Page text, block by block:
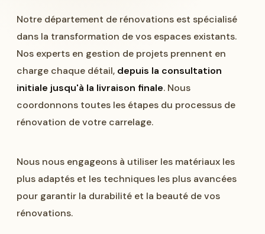
Notre département de rénovations est spécialisé
dans la transformation de vos espaces existants.
Nos experts en gestion de projets prennent en
charge chaque détail, depuis la consultation
initiale jusqu'à la livraison finale. Nous
coordonnons toutes les étapes du processus de
rénovation de votre carrelage.
Nous nous engageons à utiliser les matériaux les
plus adaptés et les techniques les plus avancées
pour garantir la durabilité et la beauté de vos
rénovations.